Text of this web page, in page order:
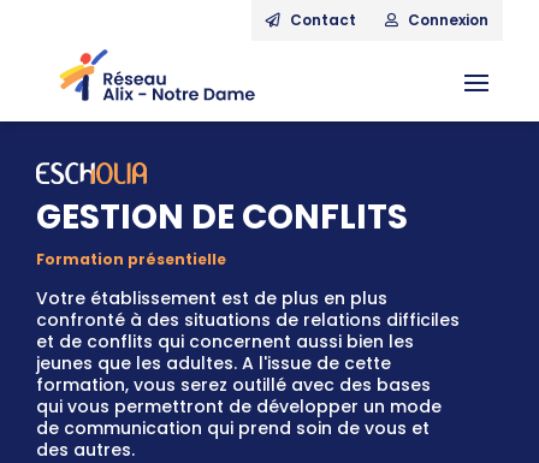
Contact Connexion
GESTION DE CONFLITS
Formation présentielle
Votre établissement est de plus en plus
confronté à des situations de relations difficiles
et de conflits qui concernent aussi bien les
jeunes que les adultes. A l'issue de cette
formation, vous serez outillé avec des bases
qui vous permettront de développer un mode
de communication qui prend soin de vous et
des autres.